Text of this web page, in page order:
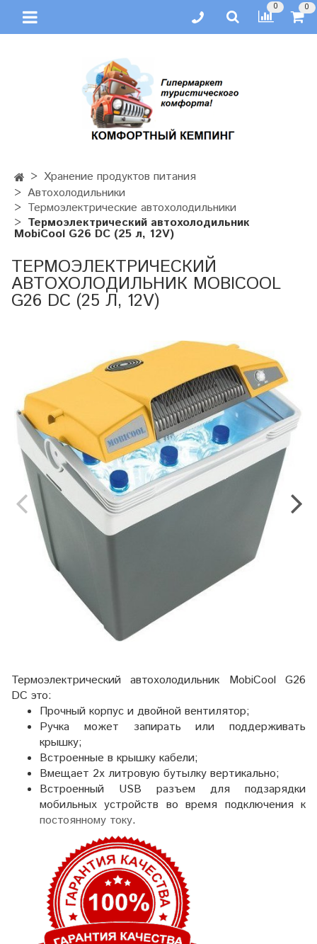
0 0
Хранение продуктов питания
Автохолодильники
Термоэлектрические автохолодильники
Термоэлектрический автохолодильник
MobiCool G26 DC (25 л, 12V)
ТЕРМОЭЛЕКТРИЧЕСКИЙ
АВТОХОЛОДИЛЬНИК MOBICOOL
G26 DC (25 Л, 12V)
Термоэлектрический автохолодильник MobiCool G26
DC это:
Прочный корпус и двойной вентилятор;
Ручка может запирать или поддерживать
крышку;
Встроенные в крышку кабели;
Вмещает 2х литровую бутылку вертикально;
Встроенный USB разъем для подзарядки
мобильных устройств во время подключения к
постоянному току.